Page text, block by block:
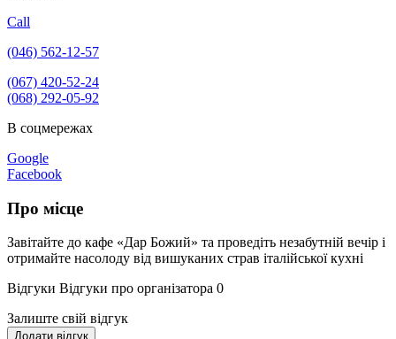
Call
(046) 562-12-57
(067) 420-52-24
(068) 292-05-92
В соцмережах
Google
Facebook
Про місце
Завітайте до кафе «Дар Божий» та проведіть незабутній вечір і
отримайте насолоду від вишуканих страв італійської кухні
Відгуки Відгуки про організатора 0
Залиште свій відгук
Додати відгук